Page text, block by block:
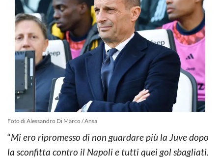
Foto di Alessandro Di Marco / Ansa
“Mi ero ripromesso di non guardare più la Juve dopo
la sconfitta contro il Napoli e tutti quei gol sbagliati.